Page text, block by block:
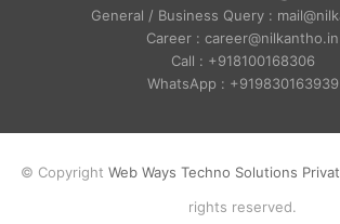
General / Business Query :
Career : career@nilkantho.in
Call : +918100168306
WhatsApp : +919830163939
© Copyright Web Ways Techno Solutions
rights reserved.